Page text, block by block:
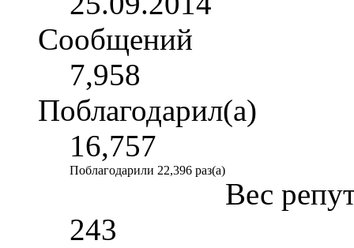
Сообщений
7,958
Поблагодарил(а)
16,757
Поблагодарили 22,396 раз(а)
Вес
243